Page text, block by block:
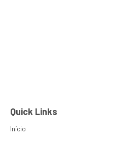
Quick Links
Início